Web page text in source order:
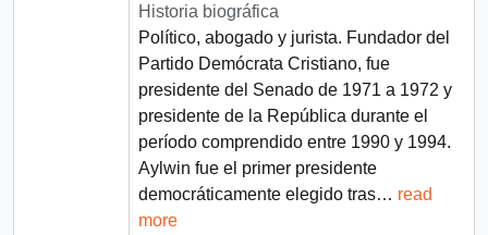
Historia biográfica
Político, abogado y jurista. Fundador del
Partido Demócrata Cristiano, fue
presidente del Senado de 1971 a 1972 y
presidente de la República durante el
período comprendido entre 1990 y 1994.
Aylwin fue el primer presidente
democráticamente elegido tras… read
more